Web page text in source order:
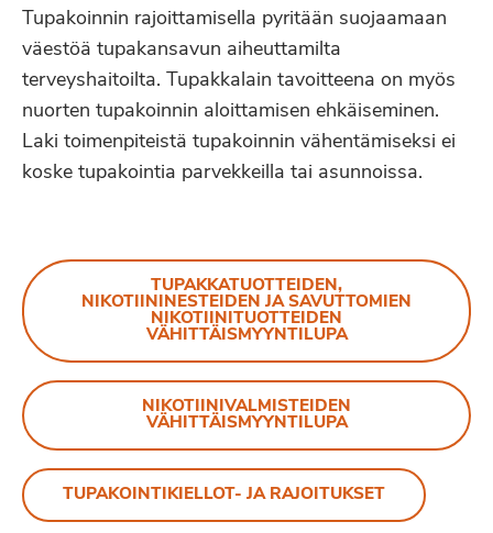
Tupakoinnin rajoittamisella pyritään suojaamaan
väestöä tupakansavun aiheuttamilta
terveyshaitoilta. Tupakkalain tavoitteena on myös
nuorten tupakoinnin aloittamisen ehkäiseminen.
Laki toimenpiteistä tupakoinnin vähentämiseksi ei
koske tupakointia parvekkeilla tai asunnoissa.
TUPAKKATUOTTEIDEN,
NIKOTIININESTEIDEN JA SAVUTTOMIEN
NIKOTIINITUOTTEIDEN
VÄHITTÄISMYYNTILUPA
NIKOTIINIVALMISTEIDEN
VÄHITTÄISMYYNTILUPA
TUPAKOINTIKIELLOT- JA RAJOITUKSET